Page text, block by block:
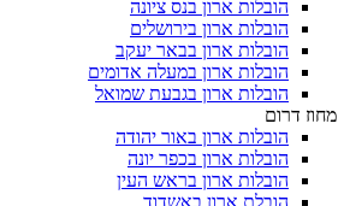
הובלות ארון בנס ציונה
הובלות ארון בירושלים
הובלות ארון בבאר יעקב
הובלות ארון במעלה אדומים
הובלות ארון בגבעת שמואל
מחוז דרום
הובלות ארון באור יהודה
הובלות ארון בכפר יונה
הובלות ארון בראש העין
הובלת ארון באשדוד